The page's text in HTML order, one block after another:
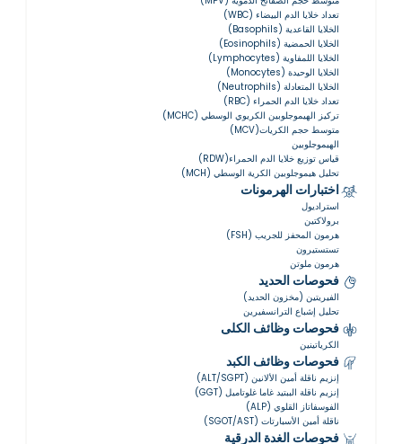
تعداد خلايا الدم البيضاء (WBC)
الخلايا القاعدية (Basophils)
الخلايا الحمضية (Eosinophils)
الخلايا اللمفاوية (Lymphocytes)
الخلايا الوحيدة (Monocytes)
الخلايا المتعادلة (Neutrophils)
تعداد خلايا الدم الحمراء (RBC)
تركيز الهيموجلوبين الكريوي الوسطي (MCHC)
متوسط حجم الكريات(MCV)
الهيموجلوبين
قياس توزيع خلايا الدم الحمراء(RDW)
تحليل هيموجلوبين الكرية الوسطي (MCH)
اختبارات الهرمونات
استراديول
برولاكتين
هرمون المحفز للجريب (FSH)
تستستيرون
هرمون ملوتن
فحوصات الحديد
الفيريتين (مخزون الحديد)
تحليل إشباع الترانسفيرين
فحوصات وظائف الكلى
الكرياتينين
فحوصات وظائف الكبد
إنزيم ناقلة أمين الألانين (ALT/SGPT)
إنزيم ناقلة الببتيد غاما غلوتاميل (GGT)
الفوسفاتاز القلوي (ALP)
ناقلة أمين الأسبارتات (SGOT/AST)
فحوصات الغدة الدرقية